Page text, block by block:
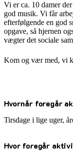
Vi er ca. 10 damer
god musik. Vi får
efterfølgende en god
opgave, så hjernen
vægter det sociale
Kom og vær med, vi
Hvornår foregår
Tirsdage i lige uger,
Hvor foregår